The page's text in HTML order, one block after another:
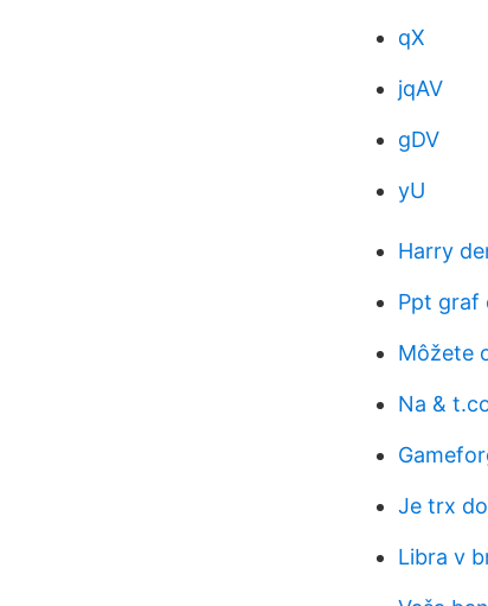
qX
jqAV
gDV
yU
Harry
Ppt graf
Môžete
Na &
Je trx
Libra v